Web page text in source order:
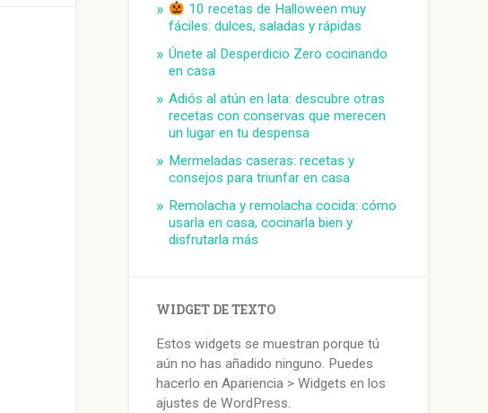
10 recetas de Halloween muy
fáciles: dulces, saladas y rápidas
Únete al Desperdicio Zero cocinando
en casa
Adiós al atún en lata: descubre otras
recetas con conservas que merecen
un lugar en tu despensa
Mermeladas caseras: recetas y
consejos para triunfar en casa
Remolacha y remolacha cocida: cómo
usarla en casa, cocinarla bien y
disfrutarla más
WIDGET DE TEXTO
Estos widgets se muestran porque tú
aún no has añadido ninguno. Puedes
hacerlo en Apariencia > Widgets en los
ajustes de WordPress.